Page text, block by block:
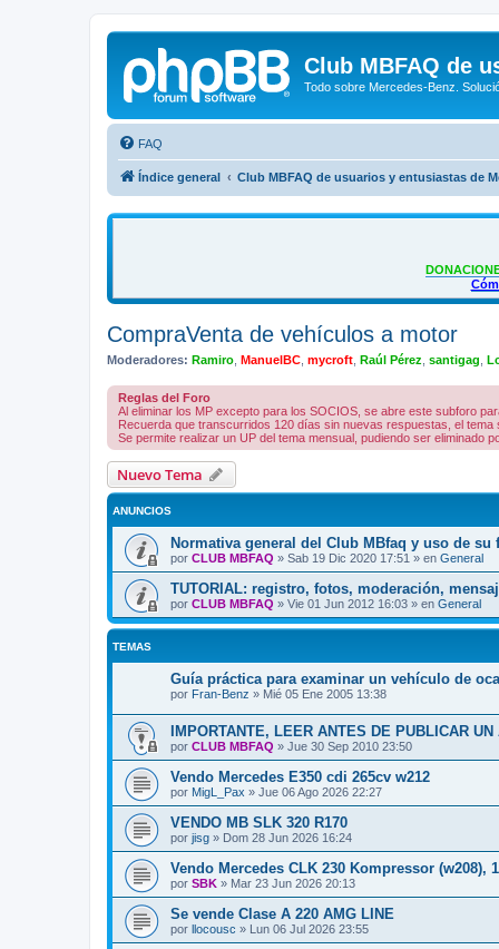
Club MBFAQ de
Todo sobre Mercedes-Benz.
FAQ
Índice general Club MBFAQ de usuarios y entusiastas de
CompraVenta de vehículos a motor
Moderadores: Ramiro ManuelBC mycroft Raúl Pérez santigag
Reglas del Foro
Al eliminar los MP excepto para los SOCIOS, se abre este subforo
Recuerda que transcurridos 120 días sin nuevas respuestas, el tema
Se permite realizar un UP del tema mensual, pudiendo ser eliminado
Nuevo Tema
ANUNCIOS
Normativa general del Club MBfaq y uso de su
por CLUB MBFAQ » Sab 19 Dic 2020 17:51 » en General
TUTORIAL: registro, fotos, moderación,
por CLUB MBFAQ » Vie 01 Jun 2012 16:03 » en General
TEMAS
Guía práctica para examinar un vehículo de
por Fran-Benz » Mié 05 Ene 2005 13:38
IMPORTANTE, LEER ANTES DE PUBLICAR UN
por CLUB MBFAQ » Jue 30 Sep 2010 23:50
Vendo Mercedes E350 cdi 265cv w212
por MigL_Pax » Jue 06 Ago 2026 22:27
VENDO MB SLK 320 R170
por jisg » Dom 28 Jun 2026 16:24
Vendo Mercedes CLK 230 Kompressor (w208),
por SBK » Mar 23 Jun 2026 20:13
Se vende Clase A 220 AMG LINE
por llocousc » Lun 06 Jul 2026 23:55